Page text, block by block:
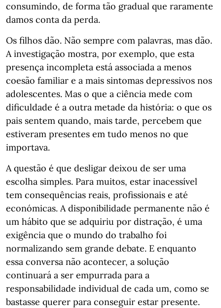
consumindo, de forma tão gradual que raramente
damos conta da perda.
Os filhos dão. Não sempre com palavras, mas dão.
A investigação mostra, por exemplo, que esta
presença incompleta está associada a menos
coesão familiar e a mais sintomas depressivos nos
adolescentes. Mas o que a ciência mede com
dificuldade é a outra metade da história: o que os
pais sentem quando, mais tarde, percebem que
estiveram presentes em tudo menos no que
importava.
A questão é que desligar deixou de ser uma
escolha simples. Para muitos, estar inacessível
tem consequências reais, profissionais e até
económicas. A disponibilidade permanente não é
um hábito que se adquiriu por distração, é uma
exigência que o mundo do trabalho foi
normalizando sem grande debate. E enquanto
essa conversa não acontecer, a solução
continuará a ser empurrada para a
responsabilidade individual de cada um, como se
bastasse querer para conseguir estar presente.